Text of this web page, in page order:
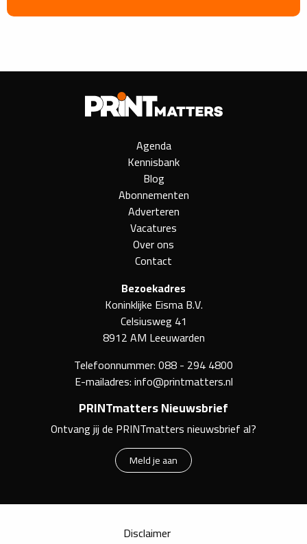
Agenda
Kennisbank
Blog
Abonnementen
Adverteren
Vacatures
Over ons
Contact
Bezoekadres
Koninklijke Eisma B.V.
Celsiusweg 41
8912 AM Leeuwarden
Telefoonnummer:088 - 294 4800
E-mailadres:info@printmatters.nl
PRINTmatters Nieuwsbrief
Ontvang jij de PRINTmatters nieuwsbrief al?
Meld je aan
Disclaimer